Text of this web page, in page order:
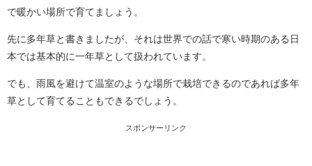
で暖かい場所で育てましょう。
先に多年草と書きましたが、それは世界での話で寒い時期のある日
本では基本的に一年草として扱われています。
でも、雨風を避けて温室のような場所で栽培できるのであれば多年
草として育てることもできるでしょう。
スポンサーリンク